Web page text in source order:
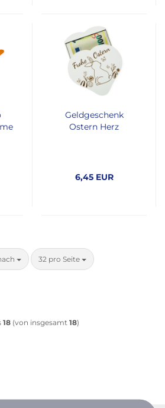
Geldgeschenk
Ostern Herz
6,45 EUR
32 pro Seite
pro Seite
18(von insgesamt 18)